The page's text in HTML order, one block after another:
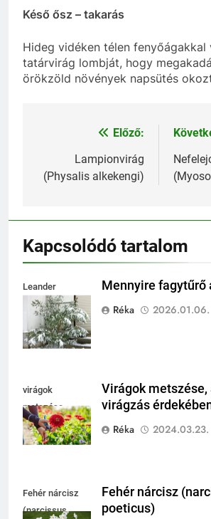
Késő ősz – takarás
Hideg vidéken télen fenyőágakkal
tatárvirág lombját, hogy
örökzöld növények napsütés
Bejegyzés
navigáció
Előző:
Lampionvirág
(Physalis alkekengi)
Kapcsolódó tartalom
Leander
fagytűrése
Mennyire fagytűrő
Réka
2026.01.06.
virágok
metszése
Virágok metszése,
virágzás
Réka
2024.03.23.
Fehér nárcisz
(narcissus
Fehér nárcisz
poeticus)